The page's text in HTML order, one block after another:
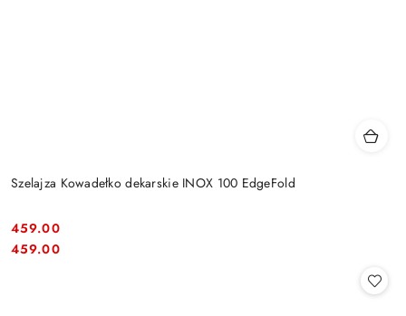
Szelajza Kowadełko dekarskie INOX 100 EdgeFold
Cena:
459.00
Cena:
459.00